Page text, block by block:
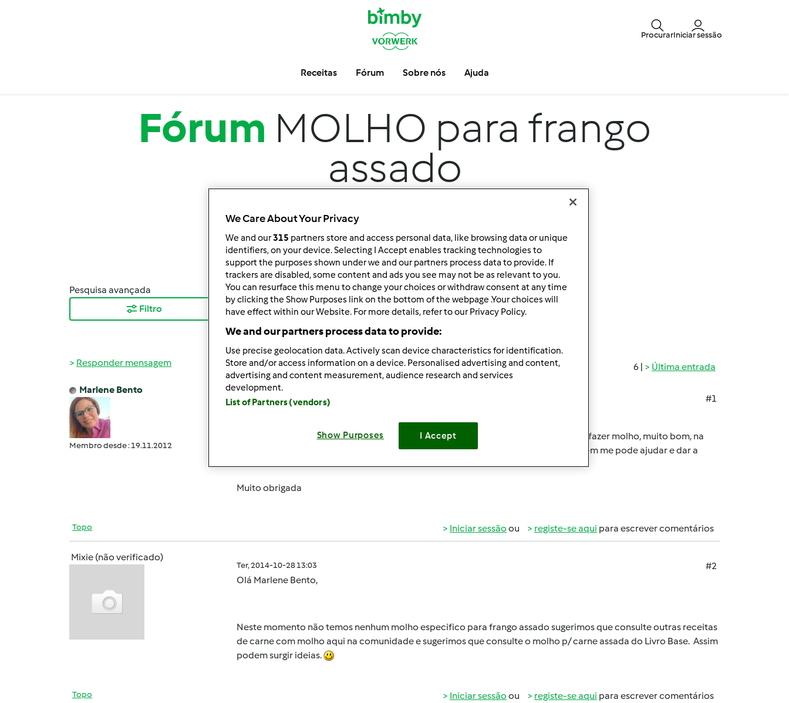
ProcurarIniciar sessão
Receitas Fórum Sobre nós Ajuda
Fórum MOLHO para frango
assado
Pesquisa avançada
Filtro
Ordenar por:
Mais Recentes
Resultados por página:
10
6 | Última entrada
Responder mensagem
Marlene Bento
Membro desde : 19.11.2012
Ter, 2014-10-28 08:37
#1
gosto muito do frango assado naqueles pacotes da knorr mas ouvi dizer que posso fazer molho, muito bom, na
e queria experimentar. A questão é que não encontro nada :/ - alguém me pode ajudar e dar a
receita do molho?
Muito obrigada
Topo Iniciar sessão ou registe-se aqui para escrever comentários
Mixie (não verificado)
Ter, 2014-10-28 13:03
#2
Olá Marlene Bento,
Neste momento não temos nenhum molho especifico para frango assado sugerimos que consulte outras receitas
de carne com molho aqui na comunidade e sugerimos que consulte o molho p/ carne assada do Livro Base. Assim
podem surgir ideias.
Topo Iniciar sessão ou registe-se aqui para escrever comentários
We Care About Your Privacy
We and our315 partners store and access personal data, like browsing data or unique
identifiers, on your device. Selecting I Accept enables tracking technologies to
support the purposes shown under we and our partners process data to provide. If
trackers are disabled, some content and ads you see may not be as relevant to you.
You can resurface this menu to change your choices or withdraw consent at any time
by clicking the Show Purposes link on the bottom of the webpage .Your choices will
have effect within our Website. For more details, refer to our Privacy Policy.
We and our partners process data to provide:
Use precise geolocation data. Actively scan device characteristics for identification.
Store and/or access information on a device. Personalised advertising and content,
advertising and content measurement, audience research and services
development.
List of Partners (vendors)
Show Purposes I Accept